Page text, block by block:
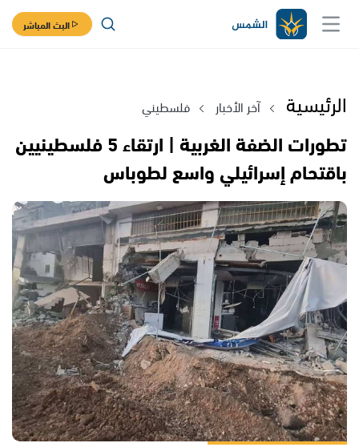
البث المباشر
الرئيسية آخر الأخبار فلسطيني
تطورات الضفة الغربية | ارتقاء 5 فلسطينيين
باقتحام إسرائيلي واسع لطوباس